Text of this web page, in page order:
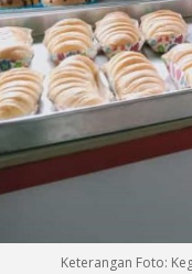
Keterangan Foto: